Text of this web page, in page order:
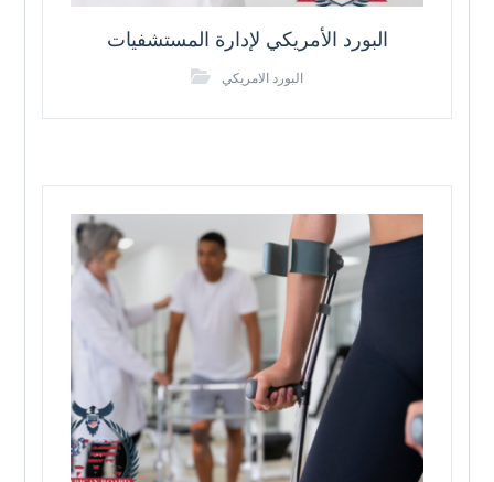
البورد الأمريكي لإدارة المستشفيات
البورد الامريكي